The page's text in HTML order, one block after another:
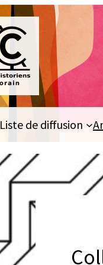
Liste de diffusion